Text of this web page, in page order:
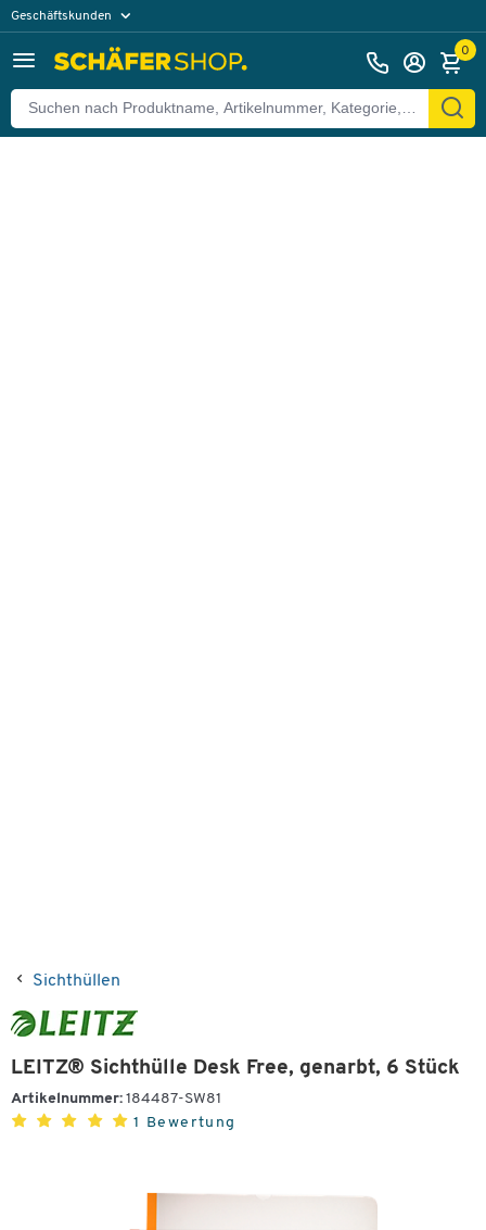
Geschäftskunden
0
Sichthüllen
LEITZ® Sichthülle Desk Free, genarbt, 6 Stück
Artikelnummer: 184487-SW81
1 Bewertung
Zurück